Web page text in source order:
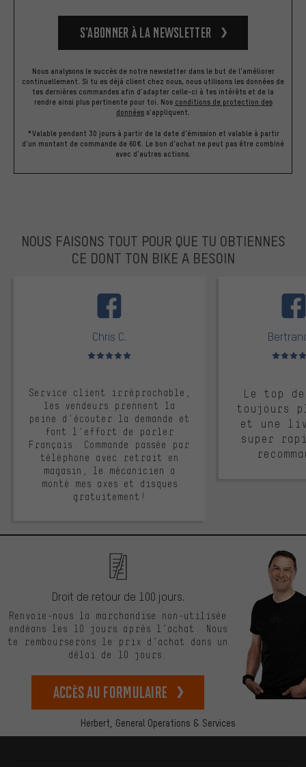
S’abonner à la newsletter
Nous analysons le succès de notre newsletter dans le but de l'améliorer
continuellement. Si tu es déjà client chez nous, nous utilisons les données de
tes dernières commandes afin d'adapter celle-ci à tes intérêts et de la
rendre ainsi plus pertinente pour toi. Nos conditions de protection des
données s'appliquent.
*Valable pendant 30 jours à partir de la date d'émission et valable à partir
d'un montant de commande de 60€. Le bon d'achat ne peut pas être combiné
avec d'autres actions.
NOUS FAISONS TOUT POUR QUE TU OBTIENNES
CE DONT TON BIKE A BESOIN
Chris C.
Note moyenne : 5 sur 5
Service client irréprochable,
les vendeurs prennent la
peine d'écouter la demande et
font l'effort de parler
Français. Commande passée par
téléphone avec retrait en
magasin, le mécanicien a
monté mes axes et disques
gratuitement!
Note
Le top
toujours
et une
super
Herbert, General Operations & Services
Droit de retour de 100 jours.
Renvoie-nous la marchandise non-utilisée
endéans les 10 jours après l’achat. Nous
te rembourserons le prix d’achat dans un
délai de 10 jours.
Accès au formulaire